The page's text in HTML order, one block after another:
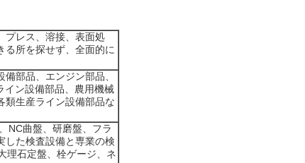
プレス、溶接、表面処
る所を探せず、全面的に
部品、エンジン部品、
イン設備部品、農用機械
類生産ライン設備部品な
NC曲盤、研磨盤、フラ
した検査設備と専業の検
理石定盤、栓ゲージ、ネ